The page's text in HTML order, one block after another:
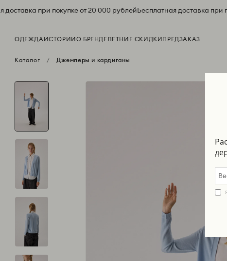
при покупке от 20 000 рублейБесплатная доставка при
ОДЕЖДА ИСТОРИИ О БРЕНДЕ ЛЕТНИЕ СКИДКИ ПРЕДЗАКАЗ
Каталог Джемперы и кардиганы